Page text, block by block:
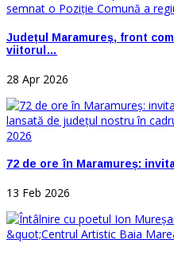
Județul Maramureș, front
viitorul…
28 Apr 2026
72 de ore în Maramureș:
13 Feb 2026